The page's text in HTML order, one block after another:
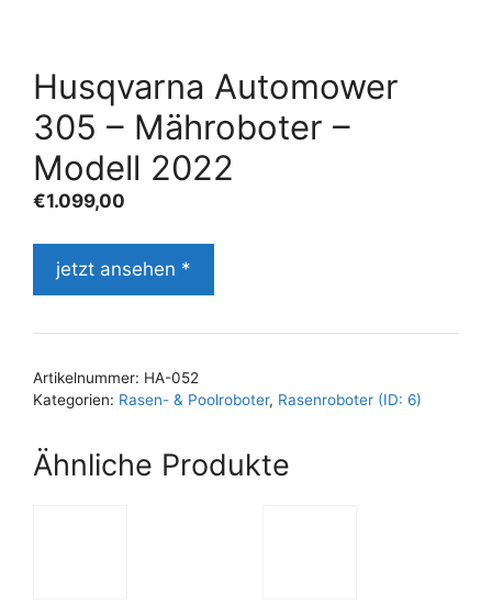
Husqvarna Automower
305 – Mähroboter –
Modell 2022
€1.099,00
jetzt ansehen *
Artikelnummer: HA-052
Kategorien: Rasen- & Poolroboter, Rasenroboter (ID: 6)
Ähnliche Produkte